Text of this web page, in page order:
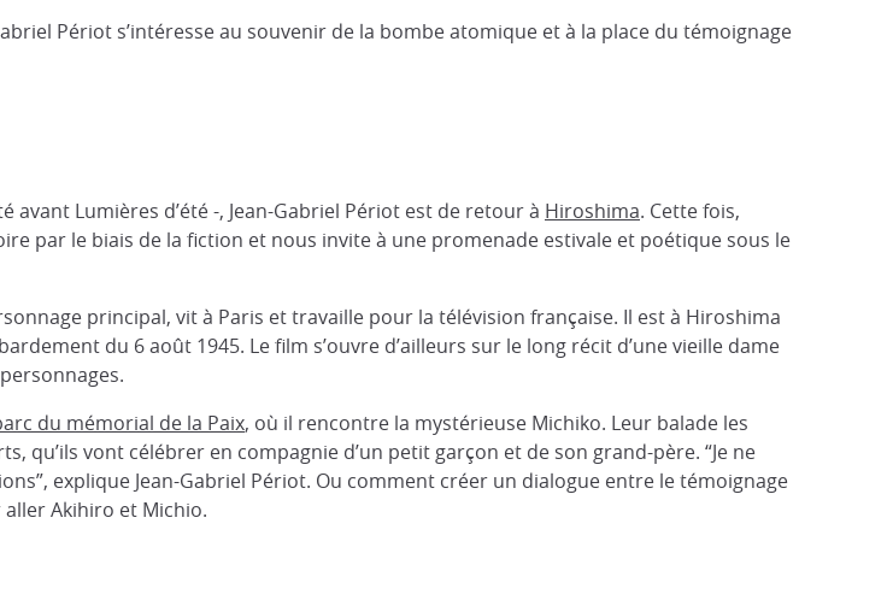
Périot s’intéresse au souvenir de la bombe atomique et à la place du témoignage
Lumières d’été -, Jean-Gabriel Périot est de retour à Hiroshima. Cette fois,
par le biais de la fiction et nous invite à une promenade estivale et poétique sous le
principal, vit à Paris et travaille pour la télévision française. Il est à Hiroshima
du 6 août 1945. Le film s’ouvre d’ailleurs sur le long récit d’une vieille dame
du mémorial de la Paix, où il rencontre la mystérieuse Michiko. Leur balade les
qu’ils vont célébrer en compagnie d’un petit garçon et de son grand-père. “Je ne
explique Jean-Gabriel Périot. Ou comment créer un dialogue entre le témoignage
aller Akihiro et Michio.